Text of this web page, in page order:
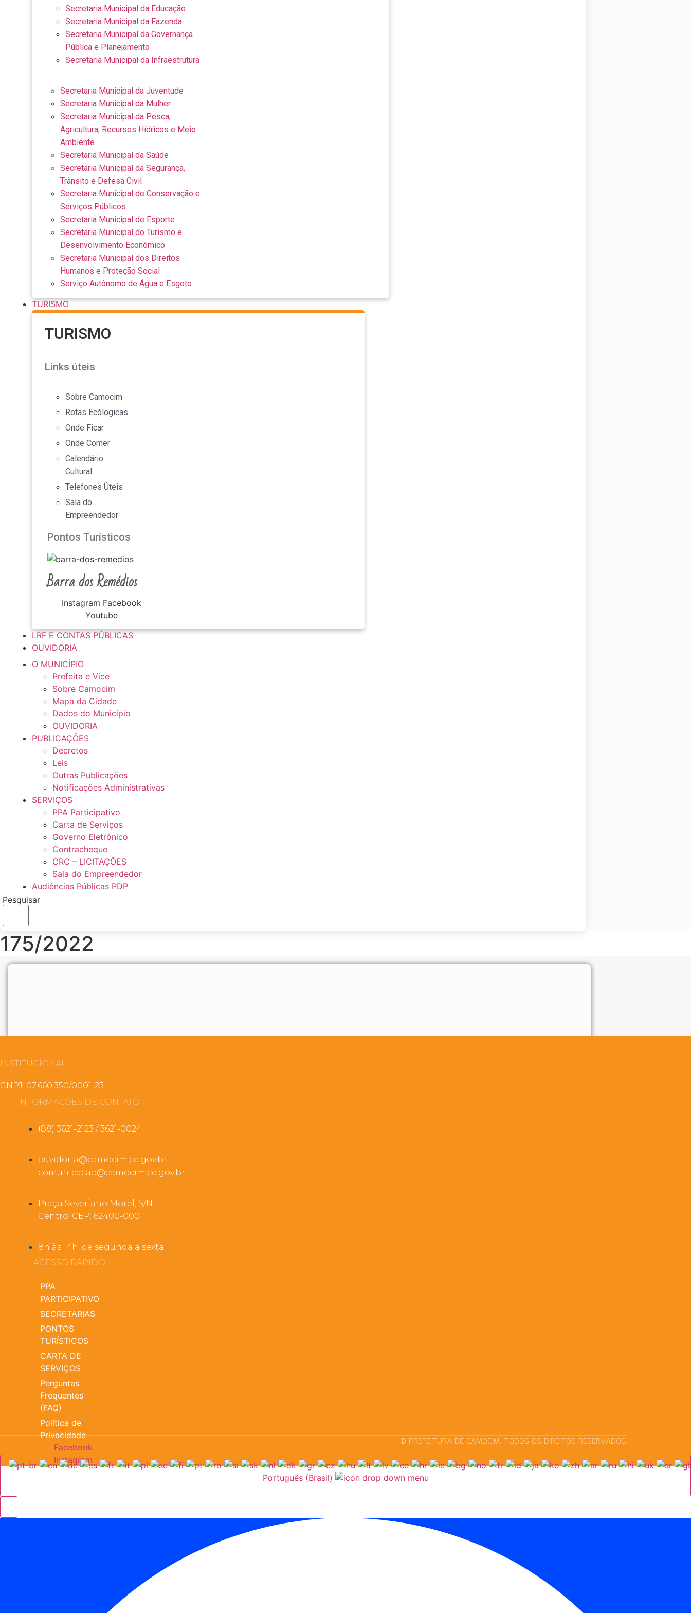
Secretaria Municipal da Educação
Secretaria Municipal da Fazenda
Secretaria Municipal da Governança
Pública e Planejamento
Secretaria Municipal da Infraestrutura
Secretaria Municipal da Juventude
Secretaria Municipal da Mulher
Secretaria Municipal da Pesca,
Agricultura, Recursos Hídricos e Meio
Ambiente
Secretaria Municipal da Saúde
Secretaria Municipal da Segurança,
Trânsito e Defesa Civil
Secretaria Municipal de Conservação e
Serviços Públicos
Secretaria Municipal de Esporte
Secretaria Municipal do Turismo e
Desenvolvimento Econômico
Secretaria Municipal dos Direitos
Humanos e Proteção Social
Serviço Autônomo de Água e Esgoto
TURISMO
TURISMO
Links úteis
Sobre Camocim
Rotas Ecólogicas
Onde Ficar
Onde Comer
Calendário
Cultural
Telefones Úteis
Sala do
Empreendedor
Pontos Turísticos
Barra dos Remédios
Instagram Facebook
Youtube
LRF E CONTAS PÚBLICAS
OUVIDORIA
O MUNICÍPIO
Prefeita e Vice
Sobre Camocim
Mapa da Cidade
Dados do Município
OUVIDORIA
PUBLICAÇÕES
Decretos
Leis
Outras Publicações
Notificações Administrativas
SERVIÇOS
PPA Participativo
Carta de Serviços
Governo Eletrônico
Contracheque
CRC – LICITAÇÕES
Sala do Empreendedor
Audiências Públicas PDP
Pesquisar
175/2022
INSTITUCIONAL
CNPJ: 07.660.350/0001-23
INFORMAÇÕES DE CONTATO
(88) 3621-2123 / 3621-0024
ouvidoria@camocim.ce.gov.br
comunicacao@camocim.ce.gov.br
Praça Severiano Morel, S/N –
Centro. CEP: 62400-000
8h às 14h, de segunda a sexta.
ACESSO RÁPIDO
PPA
PARTICIPATIVO
SECRETARIAS
PONTOS
TURÍSTICOS
CARTA DE
SERVIÇOS
Perguntas
Frequentes
(FAQ)
Política de
Privacidade
Facebook
Instagram
© PREFEITURA DE CAMOCIM. TODOS OS DIREITOS RESERVADOS.
Português (Brasil)